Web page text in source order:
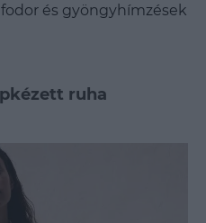
és gyöngyhímzések
ruha